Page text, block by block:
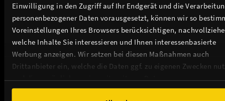
Einwilligung in den Zugriff auf Ihr Endgerät und die
personenbezogener Daten vorausgesetzt, können wir so
Voreinstellungen Ihres Browsers berücksichtigen,
welche Inhalte Sie interessieren und Ihnen interessenbasierte
Werbung anzeigen. Wir setzen bei diesen Maßnahmen auch
Drittanbieter ein, welche die Daten ggf. zu eigenen Zwecken
führen. Weitere Informationen, insbesondere zur Speicherdauer,
THEATER / ANFAHRT / SERVICE
TICKETS